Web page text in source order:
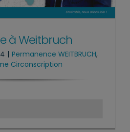
à Weitbruch
| Permanence WEITBRUCH,
Circonscription